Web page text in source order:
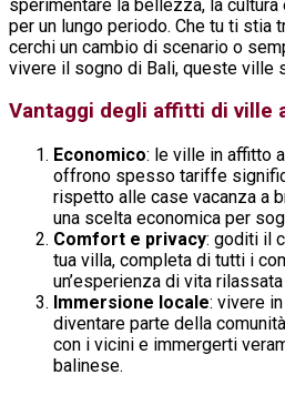
sperimentare la bellezza, la
per un lungo periodo. Che tu ti stia
cerchi un cambio di scenario o
vivere il sogno di Bali, queste ville
Vantaggi degli affitti di ville
Economico: le ville in affitto
offrono spesso tariffe
rispetto alle case vacanza a
una scelta economica per
Comfort e privacy: goditi il
tua villa, completa di tutti i
un’esperienza di vita
Immersione locale: vivere
diventare parte della
con i vicini e immergerti
balinese.